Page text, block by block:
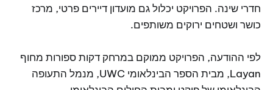
חדרי שינה. הפרויקט יכלול גם מועדון דיירים פרטי, מרכז
כושר ושטחים ירוקים משותפים.
לפי ההודעה, הפרויקט ממוקם במרחק דקות ספורות מחוף
Layan, מבית הספר הבינלאומי UWC, מנמל התעופה